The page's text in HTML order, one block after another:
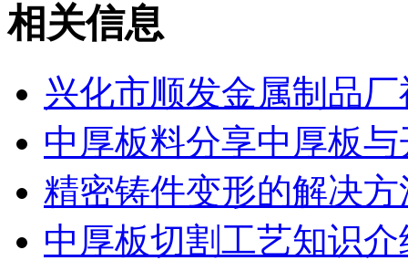
相关信息
兴化市顺发金属制品
中厚板料分享中厚板
精密铸件变形的解决方
中厚板切割工艺知识介